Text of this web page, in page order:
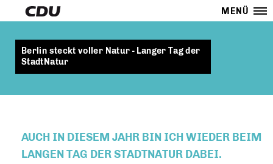
MENÜ
Berlin steckt voller Natur - Langer Tag der
StadtNatur
AUCH IN DIESEM JAHR BIN ICH WIEDER BEIM
LANGEN TAG DER STADTNATUR DABEI.